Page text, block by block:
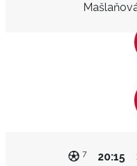
20:15
7